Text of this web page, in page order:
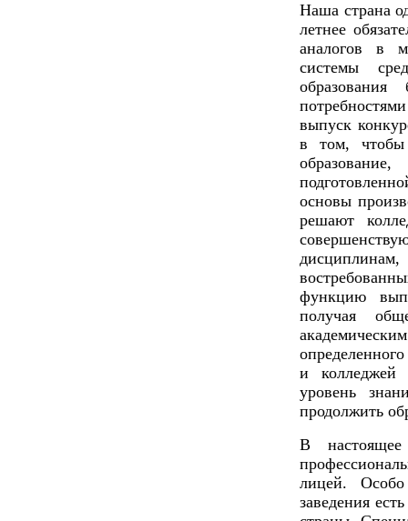
Наша страна
летнее
аналогов в
системы
выпуск
в том, чтобы
основы
решают
функцию
получая
и
уровень
продолжить
В
лицей.
заведения